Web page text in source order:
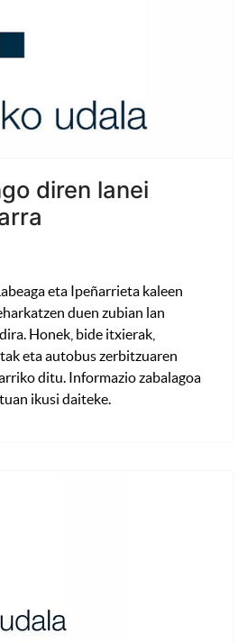
diren lanei
eta Ipeñarrieta kaleen
duen zubian lan
Honek, bide itxierak,
eta autobus zerbitzuaren
ditu. Informazio zabalagoa
ikusi daiteke.